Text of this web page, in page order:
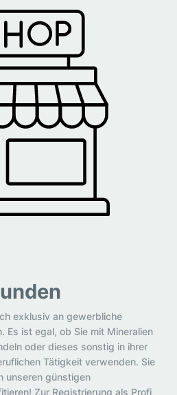
exklusiv an gewerbliche
Es ist egal, ob Sie mit Mineralien
oder dieses sonstig in ihrer
Tätigkeit verwenden. Sie
unseren günstigen
Zur Registrierung als Profi